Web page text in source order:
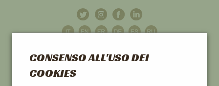
CONSENSO ALL'USO DEI
COOKIES